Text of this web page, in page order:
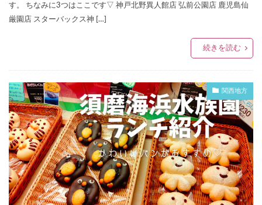
す。 ちなみに3つはここです▽ 神戸北野異人館店 弘前公園店 鹿児島仙
厳園店 スターバックス神 […]
続きを読む
関西地方